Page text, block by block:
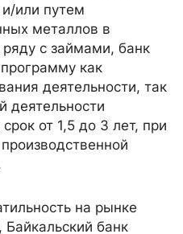
или путем
металлов в
с займами, банк
как
деятельности, так
деятельности
от 1,5 до 3 лет, при
на рынке
банк